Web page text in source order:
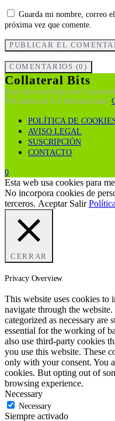
Guarda mi nombre, correo
próxima vez que comente.
COMENTARIOS (0)
Collateral Bits
Esta obra está bajo una
NoComercial 4.0 Internacional.
POLÍTICA DE
AVISO LEGAL
SUSCRIPCIÓN
CONTACTO
0
Esta web usa cookies para
No incorpora cookies de
terceros. Aceptar Salir
CERRAR
Privacy Overview
This website uses cookies
navigate through the
categorized as necessary are
essential for the working of
also use third-party cookies
you use this website. These
only with your consent. You
cookies. But opting out of
browsing experience.
Necessary
Necessary
Siempre activado